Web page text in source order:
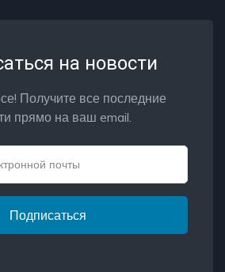
на новости
Получите все последние
прямо на ваш email.
Подписаться